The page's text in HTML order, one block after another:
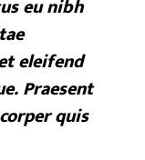
eu nibh
eleifend
Praesent
quis